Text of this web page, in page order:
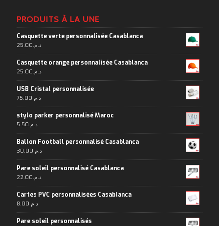
PRODUITS À LA UNE
Casquette verte personnalisée Casablanca
د.م.25.00
Casquette orange personnalisée Casablanca
د.م.25.00
USB Cristal personnalisée
د.م.75.00
stylo parker personnalisé Maroc
د.م.5.50
Ballon Football personnalisé Casablanca
د.م.30.00
Pare soleil personnalisé Casablanca
د.م.22.00
Cartes PVC personnalisées Casablanca
د.م.8.00
Pare soleil personnalisés